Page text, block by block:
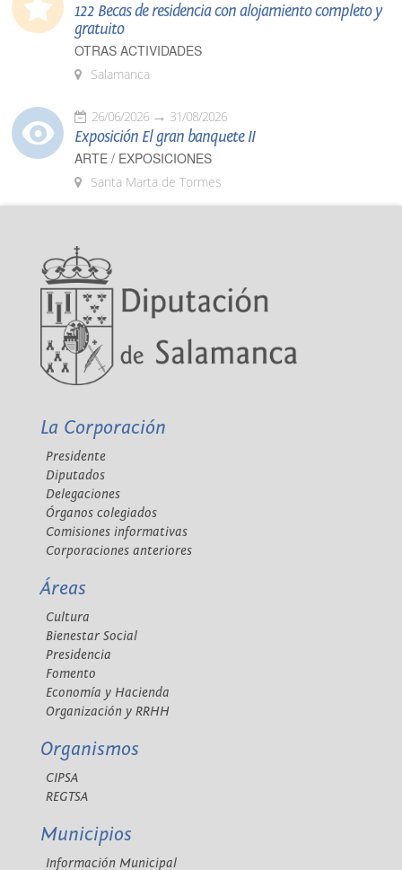
122 Becas de residencia con alojamiento completo y
gratuito
OTRAS ACTIVIDADES
Salamanca
26/06/2026 31/08/2026
Exposición El gran banquete II
ARTE / EXPOSICIONES
Santa Marta de Tormes
La Corporación
Presidente
Diputados
Delegaciones
Órganos colegiados
Comisiones informativas
Corporaciones anteriores
Áreas
Cultura
Bienestar Social
Presidencia
Fomento
Economía y Hacienda
Organización y RRHH
Organismos
CIPSA
REGTSA
Municipios
Información Municipal